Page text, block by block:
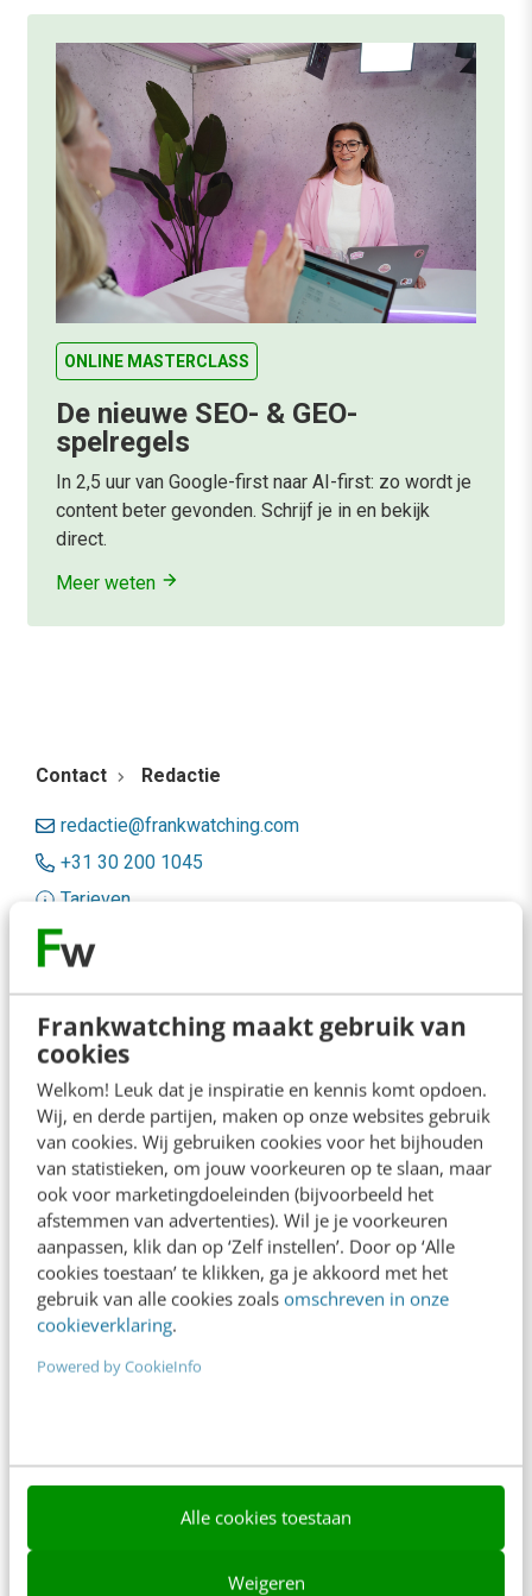
Frankwatching maakt gebruik van
cookies
Welkom! Leuk dat je inspiratie en kennis komt opdoen.
Wij, en derde partijen, maken op onze websites gebruik
van cookies. Wij gebruiken cookies voor het bijhouden
van statistieken, om jouw voorkeuren op te slaan, maar
ook voor marketingdoeleinden (bijvoorbeeld het
afstemmen van advertenties). Wil je je voorkeuren
aanpassen, klik dan op ‘Zelf instellen’. Door op ‘Alle
cookies toestaan’ te klikken, ga je akkoord met het
gebruik van alle cookies zoals omschreven in onze
cookieverklaring.
Powered by CookieInfo
Alle cookies toestaan
Weigeren
ONLINE MASTERCLASS
De nieuwe SEO- & GEO-
spelregels
In 2,5 uur van Google-first naar AI-first: zo wordt je
content beter gevonden. Schrijf je in en bekijk
direct.
Meer weten
Contact Redactie
redactie@frankwatching.com
+31 30 200 1045
Tarieven
Meer contactopties
Frankwatching
Adverteren
Contact
Nieuwsbrieven
Over ons
Ons team
Werken bij
Whitepapers
Content & Communicatie